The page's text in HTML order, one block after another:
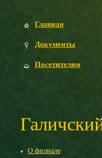
Главная
Документы
Посетителям
О филиале